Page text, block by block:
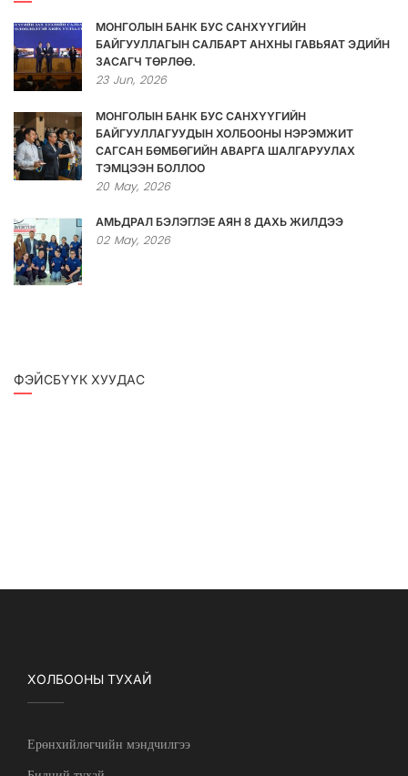
МОНГОЛЫН БАНК БУС САНХҮҮГИЙН
БАЙГУУЛЛАГЫН САЛБАРТ АНХНЫ ГАВЬЯАТ ЭДИЙН
ЗАСАГЧ ТӨРЛӨӨ.
23 Jun, 2026
МОНГОЛЫН БАНК БУС САНХҮҮГИЙН
БАЙГУУЛЛАГУУДЫН ХОЛБООНЫ НЭРЭМЖИТ
САГСАН БӨМБӨГИЙН АВАРГА ШАЛГАРУУЛАХ
ТЭМЦЭЭН БОЛЛОО
20 May, 2026
АМЬДРАЛ БЭЛЭГЛЭЕ АЯН 8 ДАХЬ ЖИЛДЭЭ
02 May, 2026
ФЭЙСБҮҮК ХУУДАС
ХОЛБООНЫ ТУХАЙ
Ерөнхийлөгчийн мэндчилгээ